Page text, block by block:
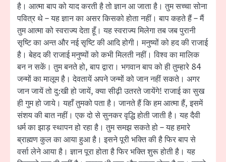
है। आत्मा बाप को याद करती है तो ज्ञान आ जाता है। तुम सच्चा सोना
पवित्र थे – यह ज्ञान का असर किसको होता नहीं। बाप कहते हैं – मैं
तुम आत्मा को स्वराज्य देता हूँ। यह स्वराज्य मिलेगा तब जब पुरानी
सृष्टि का अन्त और नई सृष्टि की आदि होगी। मनुष्यों को हद की राजाई
है। बेहद की राजाई मनुष्यों को कभी मिलती नहीं। विश्व का मालिक
बन न सकें। तुम बनते हो, बाप द्वारा। भगवान बाप को ही तुम्हारे 84
जन्मों का मालूम है। देवतायें अपने जन्मों को जान नहीं सकते। अगर
जान जायें तो दु:खी हो जायें, क्या सीढ़ी उतरते जायेंगे! राजाई का सुख
ही गुम हो जाये। यहाँ तुमको पता है। जानते हैं कि हम आत्मा हैं, इसमें
संशय की बात नहीं। एक दो से सुनकर वृद्धि होती जाती है। यह दैवी
धर्म का झाड़ स्थापन हो रहा है। तुम समझ सकते हो – यह हमारे
ब्राह्मण कुल का आया हुआ है। इसने पूरी भक्ति की है फिर बाप से
वर्सा लेने आया है। ज्ञान पूरा होता है फिर भक्ति शुरू होती है। यह